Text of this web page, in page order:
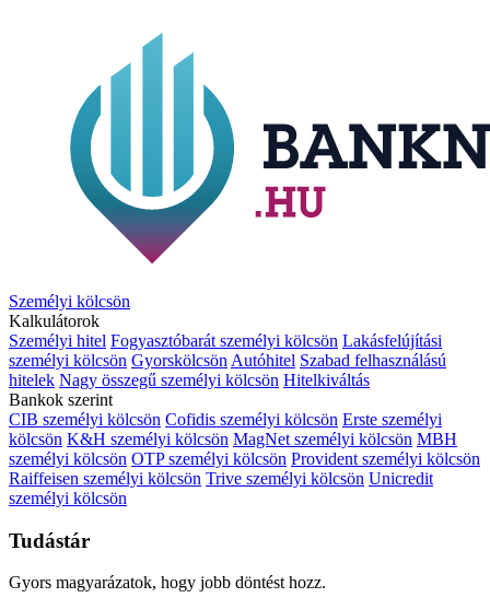
Személyi kölcsön
Kalkulátorok
Személyi hitel Fogyasztóbarát személyi kölcsön Lakásfelújítási
személyi kölcsön Gyorskölcsön Autóhitel Szabad felhasználású
hitelek Nagy összegű személyi kölcsön Hitelkiváltás
Bankok szerint
CIB személyi kölcsön Cofidis személyi kölcsön Erste személyi
kölcsön K&H személyi kölcsön MagNet személyi kölcsön MBH
személyi kölcsön OTP személyi kölcsön Provident személyi kölcsön
Raiffeisen személyi kölcsön Trive személyi kölcsön Unicredit
személyi kölcsön
Tudástár
Gyors magyarázatok, hogy jobb döntést hozz.